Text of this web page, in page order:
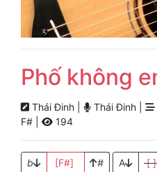
Phố không
Thái Đinh | Thái Đinh |
F# |
194
b [F#] # A [